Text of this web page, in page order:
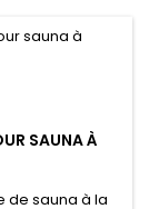
SAUNA À
de sauna à la